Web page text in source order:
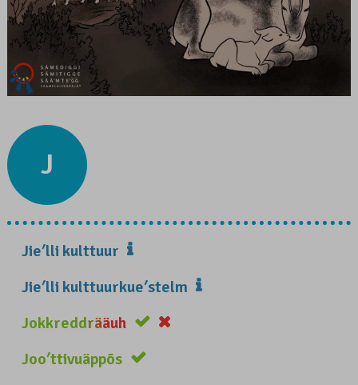
J
Jieʹlli kulttuur
Jieʹlli kulttuurkueʹstelm
Jokkreddrääuh
Jooʹttivuäppõs